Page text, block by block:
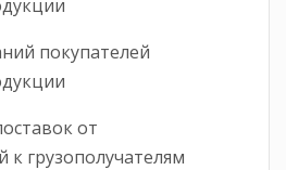
покупателей
от
к грузополучателям